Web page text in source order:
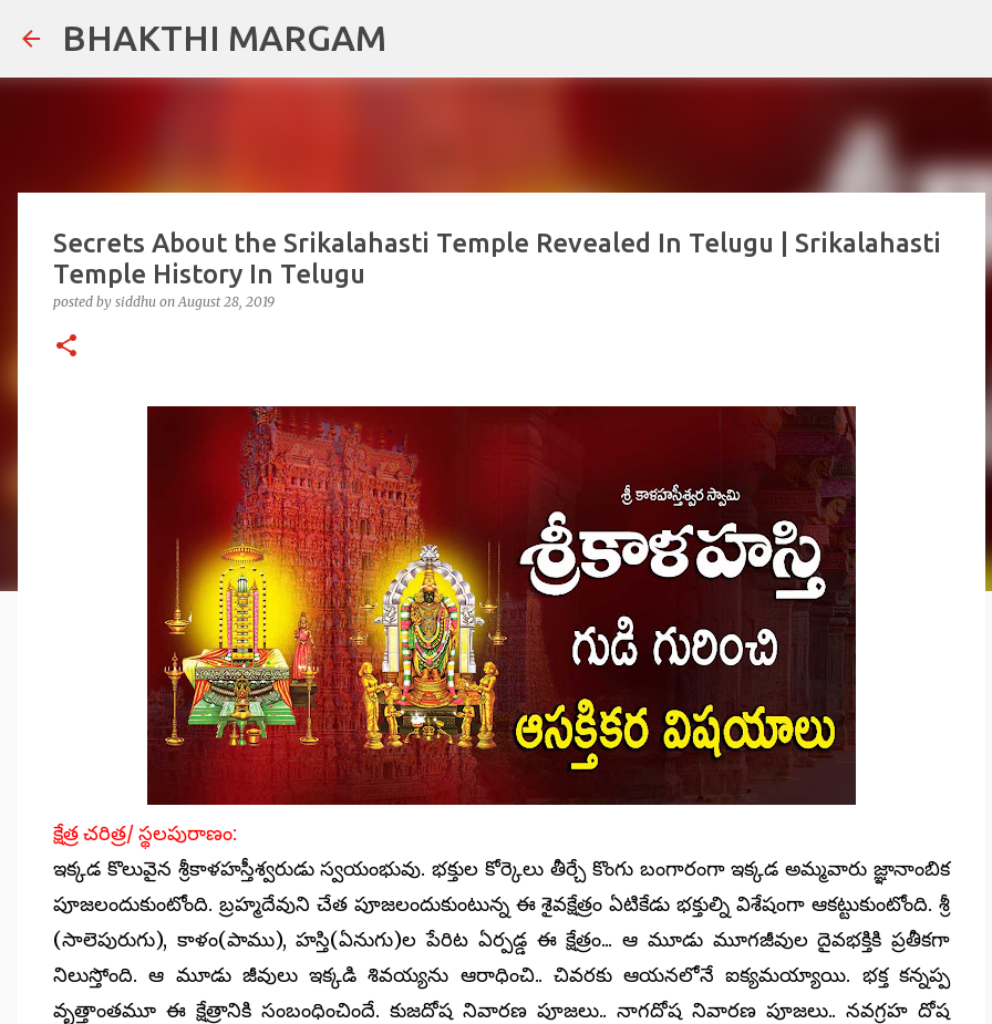
BHAKTHI MARGAM
Secrets About the Srikalahasti Temple Revealed In Telugu | Srikalahasti
Temple History In Telugu
posted by siddhu onAugust 28, 2019
క్షేత్ర చరిత్ర/ స్థలపురాణం:
ఇక్కడ కొలువైన శ్రీకాళహస్తీశ్వరుడు స్వయంభువు. భక్తుల కోర్కెలు తీర్చే కొంగు బంగారంగా ఇక్కడ అమ్మవారు జ్ఞానాంబిక
పూజలందుకుంటోంది. బ్రహ్మదేవుని చేత పూజలందుకుంటున్న ఈ శైవక్షేత్రం ఏటికేడు భక్తుల్ని విశేషంగా ఆకట్టుకుంటోంది. శ్రీ
(సాలెపురుగు), కాళం(పాము), హస్తి(ఏనుగు)ల పేరిట ఏర్పడ్డ ఈ క్షేత్రం... ఆ మూడు మూగజీవుల దైవభక్తికి ప్రతీకగా
నిలుస్తోంది. ఆ మూడు జీవులు ఇక్కడి శివయ్యను ఆరాధించి.. చివరకు ఆయనలోనే ఐక్యమయ్యాయి. భక్త కన్నప్ప
వృత్తాంతమూ ఈ క్షేత్రానికి సంబంధించిందే. కుజదోష నివారణ పూజలు.. నాగదోష నివారణ పూజలు.. నవగ్రహ దోష